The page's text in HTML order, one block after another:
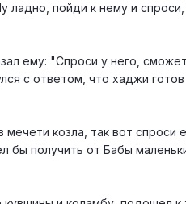
ладно, пойди к нему и
ему: "Спроси у него,
с ответом, что хаджи готов
козла, так вот спроси
бы получить от Бабы